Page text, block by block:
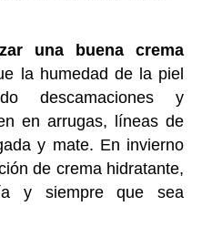
una buena crema
la humedad de la piel
descamaciones y
en arrugas, líneas de
y mate. En invierno
de crema hidratante,
y siempre que sea